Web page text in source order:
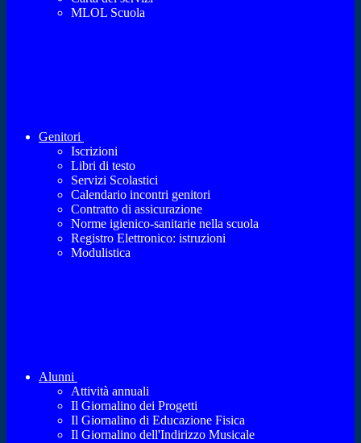
MLOL Scuola
Genitori
Iscrizioni
Libri di testo
Servizi Scolastici
Calendario incontri genitori
Contratto di assicurazione
Norme igienico-sanitarie nella scuola
Registro Elettronico: istruzioni
Modulistica
Alunni
Attività annuali
Il Giornalino dei Progetti
Il Giornalino di Educazione Fisica
Il Giornalino dell'Indirizzo Musicale